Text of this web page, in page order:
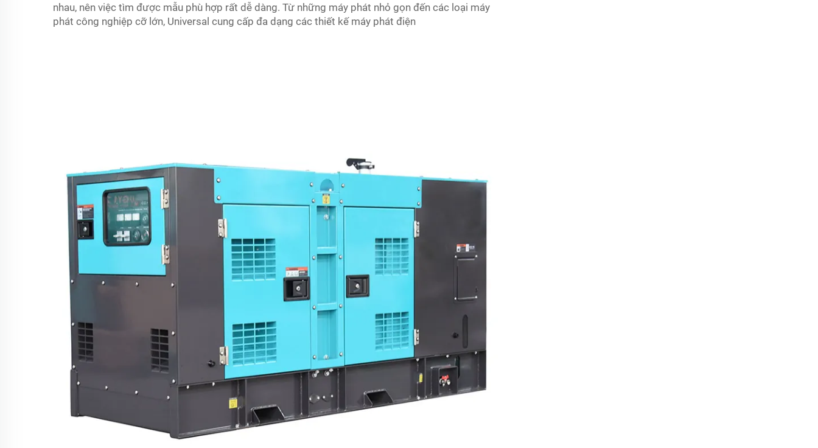
nhau, nên việc tìm được mẫu phù hợp rất dễ dàng. Từ những máy phát nhỏ gọn đến các loại máy
phát công nghiệp cỡ lớn, Universal cung cấp đa dạng các thiết kế máy phát điện